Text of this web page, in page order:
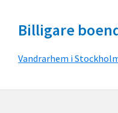
Billigare
Vandrarhem i